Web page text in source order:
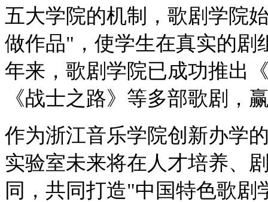
五大学院的机制，歌剧学院
做作品"，使学生在真实的剧
年来，歌剧学院已成功推出
《战士之路》等多部歌剧，
作为浙江音乐学院创新办学
实验室未来将在人才培养、
同，共同打造"中国特色歌